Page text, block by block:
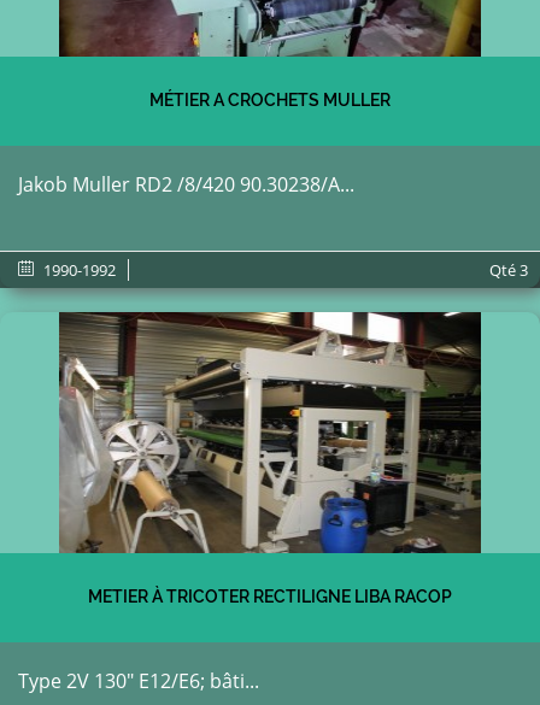
MÉTIER A CROCHETS MULLER
Jakob Muller RD2 /8/420 90.30238/A...
1990-1992 Qté3
METIER À TRICOTER RECTILIGNE LIBA RACOP
Type 2V 130" E12/E6; bâti...